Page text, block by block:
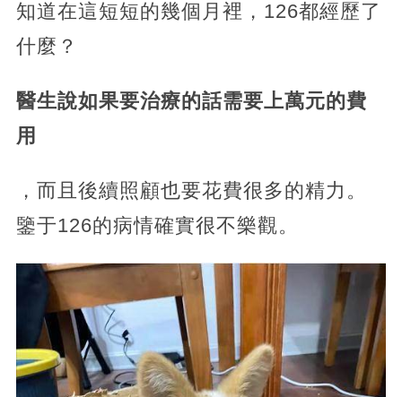
知道在這短短的幾個月裡，126都經歷了
什麼？
醫生說如果要治療的話需要上萬元的費
用
，而且後續照顧也要花費很多的精力。
鑒于126的病情確實很不樂觀。